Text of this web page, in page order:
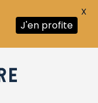
J'en profite
X